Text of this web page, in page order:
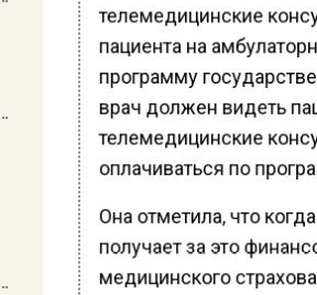
телемедицинские
пациента на
программу
врач должен видеть
телемедицинские
оплачиваться по
Она отметила, что
получает за это
медицинского